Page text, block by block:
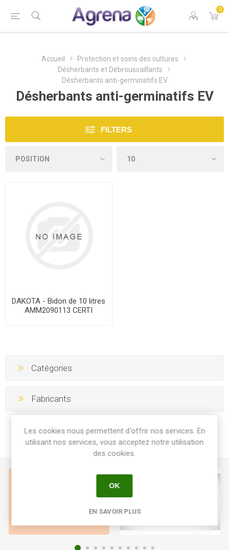
0
Accueil
Protection et soins des cultures
Désherbants et Débroussaillants
Désherbants anti-germinatifs EV
Désherbants anti-germinatifs EV
FILTERS
DAKOTA - Bidon de 10 litres
AMM2090113 CERTI
Catégories
Fabricants
Les cookies nous permettent d'offrir nos services. En
utilisant nos services, vous acceptez notre utilisation
des cookies.
OK
EN SAVOIR PLUS